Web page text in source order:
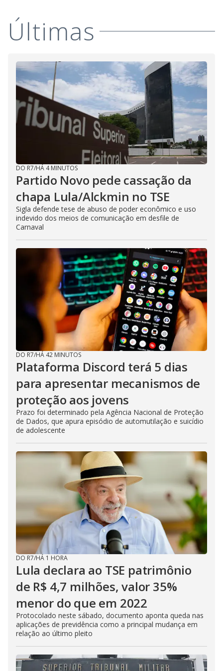
n
i
v
e
e
o
n
y
b
e
h
d
v
Últimas
DO R7/HÁ 4 MINUTOS
Partido Novo pede cassação da
chapa Lula/Alckmin no TSE
Sigla defende tese de abuso de poder econômico e uso
indevido dos meios de comunicação em desfile de
Carnaval
DO R7/HÁ 42 MINUTOS
Plataforma Discord terá 5 dias
para apresentar mecanismos de
proteção aos jovens
Prazo foi determinado pela Agência Nacional de Proteção
de Dados, que apura episódio de automutilação e suicídio
de adolescente
DO R7/HÁ 1 HORA
Lula declara ao TSE patrimônio
de R$ 4,7 milhões, valor 35%
menor do que em 2022
Protocolado neste sábado, documento aponta queda nas
aplicações de previdência como a principal mudança em
relação ao último pleito